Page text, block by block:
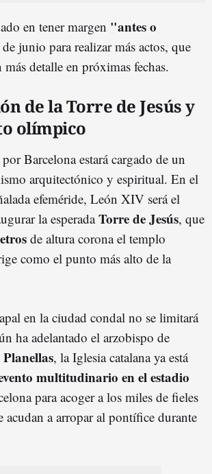
en tener margen "antes o
junio para realizar más actos, que
detalle en próximas fechas.
de la Torre de Jesús y
olímpico
Barcelona estará cargado de un
arquitectónico y espiritual. En el
efeméride, León XIV será el
la esperadaTorre de Jesús, que
de altura corona el templo
como el punto más alto de la
en la ciudad condal no se limitará
ha adelantado el arzobispo de
, la Iglesia catalana ya está
multitudinario en el estadio
para acoger a los miles de fieles
acudan a arropar al pontífice durante